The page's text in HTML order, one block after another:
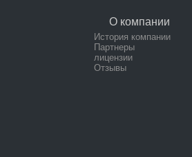
О компании
История компании
Партнеры
лицензии
Отзывы